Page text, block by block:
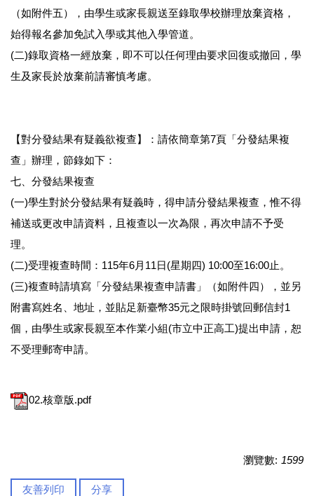
（如附件五），由學生或家長親送至錄取學校辦理放棄資格，
始得報名參加免試入學或其他入學管道。
(二)錄取資格一經放棄，即不可以任何理由要求回復或撤回，學
生及家長於放棄前請審慎考慮。
【對分發結果有疑義欲複查】：請依簡章第7頁「分發結果複
查」辦理，節錄如下：
七、分發結果複查
(一)學生對於分發結果有疑義時，得申請分發結果複查，惟不得
補送或更改申請資料，且複查以一次為限，再次申請不予受
理。
(二)受理複查時間：115年6月11日(星期四) 10:00至16:00止。
(三)複查時請填寫「分發結果複查申請書」（如附件四），並另
附書寫姓名、地址，並貼足新臺幣35元之限時掛號回郵信封1
個，由學生或家長親至本作業小組(市立中正高工)提出申請，恕
不受理郵寄申請。
02.核章版.pdf
瀏覽數: 1599
友善列印 分享